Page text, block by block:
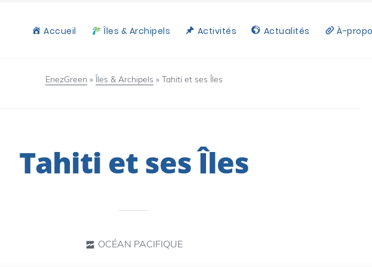
Accueil Îles & Archipels Activités Actualités À-
EnezGreen » Îles & Archipels » Tahiti et ses Îles
Tahiti et ses Îles
OCÉAN PACIFIQUE